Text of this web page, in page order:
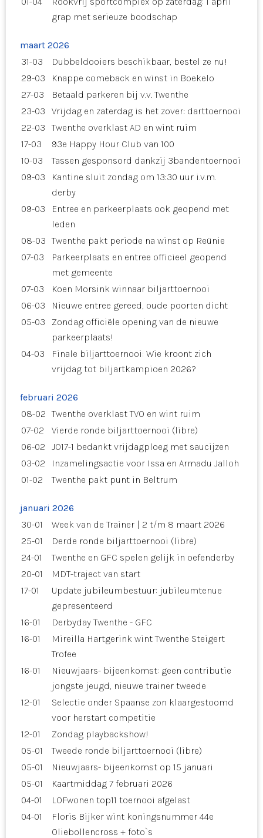
grap met serieuze boodschap
maart 2026
31-03
Dubbeldooiers beschikbaar, bestel ze nu!
29-03
Knappe comeback en winst in Boekelo
27-03
Betaald parkeren bij v.v. Twenthe
23-03
Vrijdag en zaterdag is het zover: darttoernooi
22-03
Twenthe overklast AD en wint ruim
17-03
93e Happy Hour Club van 100
10-03
Tassen gesponsord dankzij 3bandentoernooi
09-03
Kantine sluit zondag om 13:30 uur i.v.m.
derby
09-03
Entree en parkeerplaats ook geopend met
leden
08-03 Twenthe pakt periode na winst op Reünie
07-03
Parkeerplaats en entree officieel geopend
met gemeente
07-03
Koen Morsink winnaar biljarttoernooi
06-03
Nieuwe entree gereed, oude poorten dicht
05-03
Zondag officiële opening van de nieuwe
parkeerplaats!
04-03
Finale biljarttoernooi: Wie kroont zich
vrijdag tot biljartkampioen 2026?
februari 2026
08-02 Twenthe overklast TVO en wint ruim
07-02
Vierde ronde biljarttoernooi (libre)
06-02
JO17-1 bedankt vrijdagploeg met saucijzen
03-02
Inzamelingsactie voor Issa en Armadu Jalloh
01-02
Twenthe pakt punt in Beltrum
januari 2026
30-01
Week van de Trainer | 2 t/m 8 maart 2026
25-01
Derde ronde biljarttoernooi (libre)
24-01
Twenthe en GFC spelen gelijk in oefenderby
20-01
MDT-traject van start
17-01
Update jubileumbestuur: jubileumtenue
gepresenteerd
16-01
Derbyday Twenthe - GFC
16-01
Mireilla Hartgerink wint Twenthe Steigert
Trofee
16-01
Nieuwjaars- bijeenkomst: geen contributie
jongste jeugd, nieuwe trainer tweede
12-01
Selectie onder Spaanse zon klaargestoomd
voor herstart competitie
12-01
Zondag playbackshow!
05-01
Tweede ronde biljarttoernooi (libre)
05-01
Nieuwjaars- bijeenkomst op 15 januari
05-01
Kaartmiddag 7 februari 2026
04-01
LOFwonen top11 toernooi afgelast
04-01
Floris Bijker wint koningsnummer 44e
Oliebollencross + foto`s